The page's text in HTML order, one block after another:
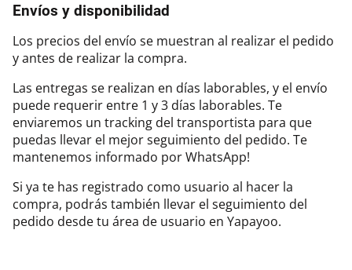
Envíos y disponibilidad
Los precios del envío se muestran al realizar el pedido
y antes de realizar la compra.
Las entregas se realizan en días laborables, y el envío
puede requerir entre 1 y 3 días laborables. Te
enviaremos un tracking del transportista para que
puedas llevar el mejor seguimiento del pedido. Te
mantenemos informado por WhatsApp!
Si ya te has registrado como usuario al hacer la
compra, podrás también llevar el seguimiento del
pedido desde tu área de usuario en Yapayoo.